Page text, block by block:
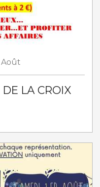
Août
LA CROIX